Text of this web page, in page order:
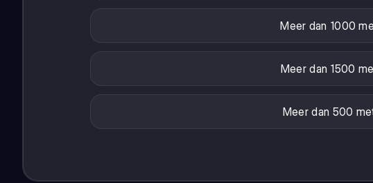
Meer dan 1000
Meer dan 1500
Meer dan 500